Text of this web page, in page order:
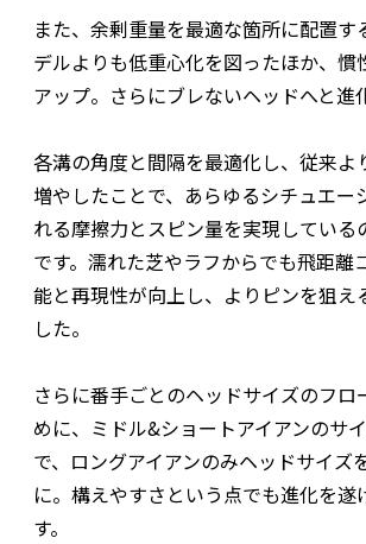
また、余剰重量を最適な箇所に配置す
デルよりも低重心化を図ったほか、慣
アップ。さらにブレないヘッドへと進
各溝の角度と間隔を最適化し、従来よ
増やしたことで、あらゆるシチュエー
れる摩擦力とスピン量を実現している
です。濡れた芝やラフからでも飛距離
能と再現性が向上し、よりピンを狙え
した。
さらに番手ごとのヘッドサイズのフロ
めに、ミドル&ショートアイアンのサ
で、ロングアイアンのみヘッドサイズ
に。構えやすさという点でも進化を遂
す。